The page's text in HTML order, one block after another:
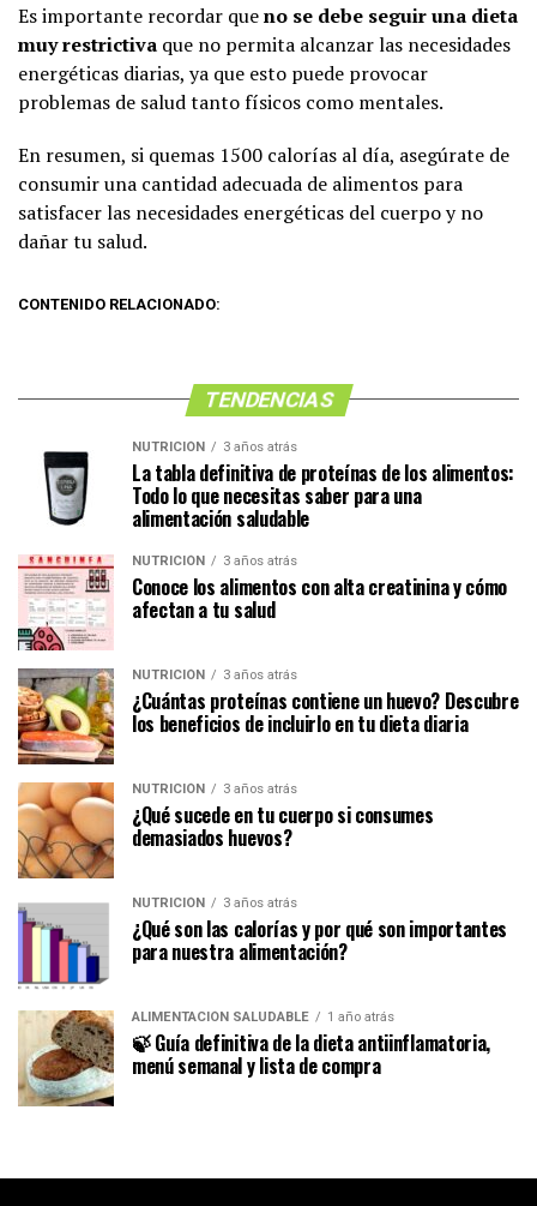
Es importante recordar queno se debe seguir una dieta
muy restrictiva que no permita alcanzar las necesidades
energéticas diarias, ya que esto puede provocar
problemas de salud tanto físicos como mentales.
En resumen, si quemas 1500 calorías al día, asegúrate de
consumir una cantidad adecuada de alimentos para
satisfacer las necesidades energéticas del cuerpo y no
dañar tu salud.
CONTENIDO RELACIONADO:
TENDENCIAS
NUTRICIÓN 3 años atrás
La tabla definitiva de proteínas de los alimentos:
Todo lo que necesitas saber para una
alimentación saludable
NUTRICIÓN 3 años atrás
Conoce los alimentos con alta creatinina y cómo
afectan a tu salud
NUTRICIÓN 3 años atrás
¿Cuántas proteínas contiene un huevo? Descubre
los beneficios de incluirlo en tu dieta diaria
NUTRICIÓN 3 años atrás
¿Qué sucede en tu cuerpo si consumes
demasiados huevos?
NUTRICIÓN 3 años atrás
¿Qué son las calorías y por qué son importantes
para nuestra alimentación?
ALIMENTACIÓN SALUDABLE 1 año atrás
🍃 Guía definitiva de la dieta antiinflamatoria,
menú semanal y lista de compra